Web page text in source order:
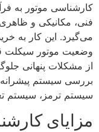
کارشناسی موتور به
فنی، مکانیکی و
می‌گیرد. این کار به
وضعیت موتور سیکلت
از مشکلات پنهانی
بررسی سیستم
سیستم ترمز، سیستم
مزایای